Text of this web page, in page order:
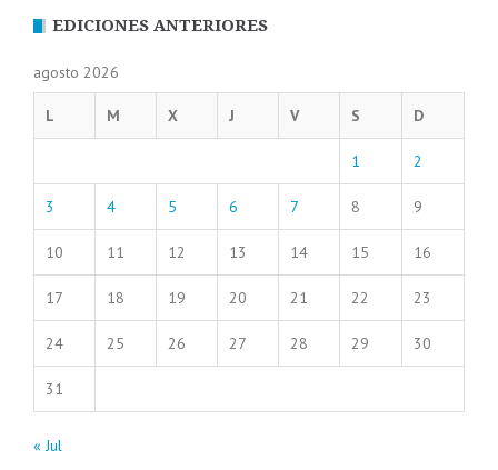
EDICIONES ANTERIORES
agosto 2026
L M X J V S D
1 2
3 4 5 6 7 8 9
10 11 12 13 14 15 16
17 18 19 20 21 22 23
24 25 26 27 28 29 30
31
« Jul